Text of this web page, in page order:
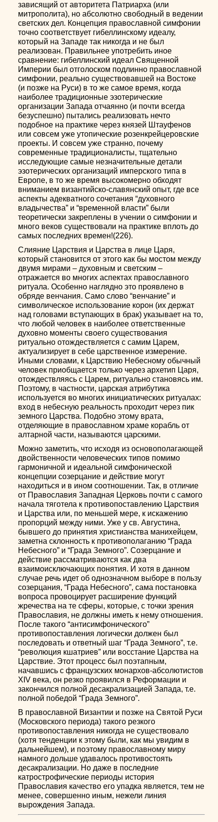
зависящий от авторитета Патриарха (или
митрополита), но абсолютно свободный в ведении
светских дел. Концепция православной симфонии
точно соответствует гибеллинскому идеалу,
который на Западе так никогда и не был
реализован. Правильнее употребить иное
сравнение: гибеллинский идеал Священной
Империи был отголоском подлинно православной
симфонии, реально существовавшей на Востоке
(и позже на Руси) в то же самое время, когда
наиболее традиционные эзотерические
организации Запада отчаянно (и почти всегда
безуспешно) пытались реализовать нечто
подобное на практике через князей Штауфенов
или совсем уже утопические розенкрейцеровские
проекты. И совсем уже странно, почему
современные традиционалисты, тщательно
исследующие самые незначительные детали
эзотерических организаций имперского типа в
Европе, в то же время высокомерно обходят
вниманием византийско-славянский опыт, где все
аспекты адекватного сочетания “духовного
владычества” и “временной власти” были
теоретически закреплены в учении о симфонии и
много веков существовали на практике вплоть до
самых последних времен!(226).
Слияние Царствия и Царства в лице Царя,
который становится от этого как бы мостом между
двумя мирами – духовным и светским –
отражается во многих аспектах православного
ритуала. Особенно наглядно это проявлено в
обряде венчания. Само слово “венчание” и
символическое использование корон (их держат
над головами вступающих в брак) указывает на то,
что любой человек в наиболее ответственные
духовно моменты своего существования
ритуально отождествляется с самим Царем,
актуализирует в себе царственное измерение.
Иными словами, к Царствию Небесному обычный
человек приобщается только через архетип Царя,
отождествляясь с Царем, ритуально становясь им.
Поэтому, в частности, царская атрибутика
используется во многих инициатических ритуалах:
вход в небесную реальность проходит через пик
земного Царства. Подобно этому врата,
отделяющие в православном храме корабль от
алтарной части, называются царскими.
Можно заметить, что исходя из основополагающей
двойственности человеческих типов помимо
гармоничной и идеальной симфонической
концепции созерцание и действие могут
находиться и в ином соотношении. Так, в отличие
от Православия Западная Церковь почти с самого
начала тяготела к противопоставлению Царствия
и Царства или, по меньшей мере, к искажению
пропорций между ними. Уже у св. Августина,
бывшего до принятия христианства манихейцем,
заметна склонность к противополаганию “Града
Небесного” и “Града Земного”. Созерцание и
действие рассматриваются как два
взаимоисключающих понятия. И хотя в данном
случае речь идет об однозначном выборе в пользу
созерцания, “Града Небесного”, сама постановка
вопроса провоцирует расширение функций
жречества на те сферы, которые, с точки зрения
Православия, не должны иметь к нему отношения.
После такого “антисимфонического”
противопоставления логически должен был
последовать и ответный шаг “Града Земного”, т.е.
“революция кшатриев” или восстание Царства на
Царствие. Этот процесс был поэтапным,
начавшись с французских монархов-абсолютистов
XIV века, он резко проявился в Реформации и
закончился полной десакрализацией Запада, т.е.
полной победой “Града Земного”.
В православной Византии и позже на Святой Руси
(Московского периода) такого резкого
противопоставления никогда не существовало
(хотя тенденции к этому были, как мы увидим в
дальнейшем), и поэтому православному миру
намного дольше удавалось противостоять
десакрализации. Но даже в последние
катрострофические периоды история
Православия качество его упадка является, тем не
менее, совершенно иным, нежели линия
вырождения Запада.